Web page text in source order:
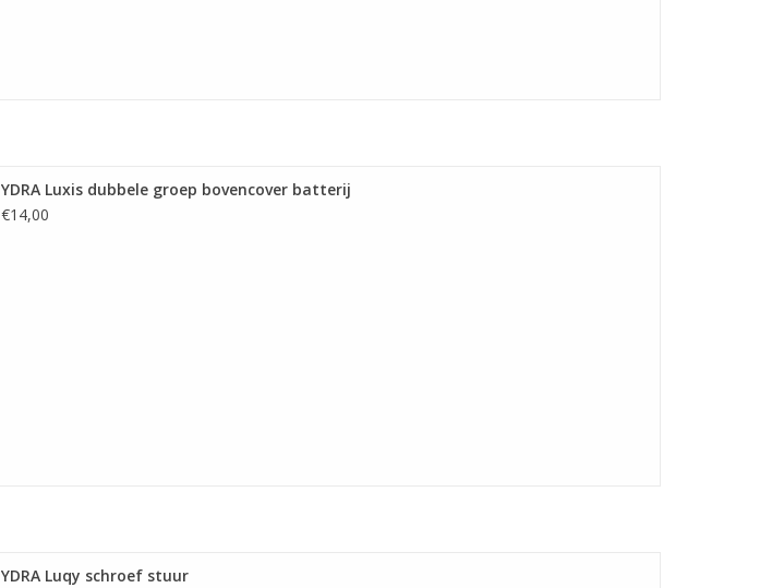
YDRA Luxis dubbele groep bovencover batterij
€14,00
YDRA Luqy schroef stuur